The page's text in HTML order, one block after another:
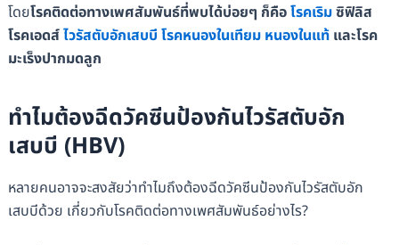
โดยโรคติดต่อทางเพศสัมพันธ์ที่พบได้บ่อยๆ ก็คือโรคเริมซิฟิลิส
โรคเอดส์ไวรัสตับอักเสบบี โรคหนองในเทียม หนองในแท้และโรค
มะเร็งปากมดลูก
ทำไมต้องฉีดวัคซีนป้องกันไวรัสตับอัก
เสบบี (HBV)
หลายคนอาจจะสงสัยว่าทำไมถึงต้องฉีดวัคซีนป้องกันไวรัสตับอัก
เสบบีด้วย เกี่ยวกับโรคติดต่อทางเพศสัมพันธ์อย่างไร?